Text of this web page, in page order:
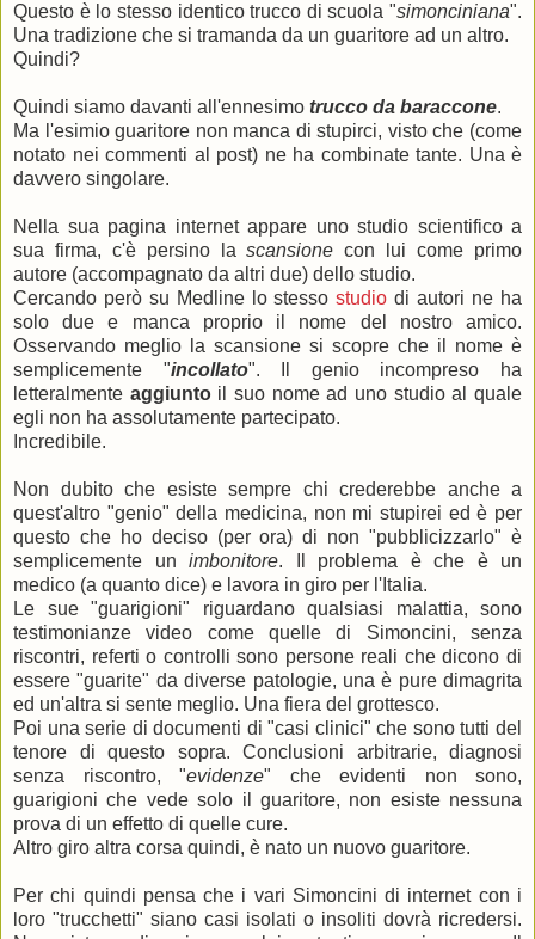
Questo è lo stesso identico trucco di scuola "simonciniana".
Una tradizione che si tramanda da un guaritore ad un altro.
Quindi?
Quindi siamo davanti all'ennesimo trucco da baraccone.
Ma l'esimio guaritore non manca di stupirci, visto che (come
notato nei commenti al post) ne ha combinate tante. Una è
davvero singolare.
Nella sua pagina internet appare uno studio scientifico a
sua firma, c'è persino lascansionecon lui come primo
autore (accompagnato da altri due) dello studio.
Cercando però su Medline lo stessostudio di autori ne ha
solo due e manca proprio il nome del nostro amico.
Osservando meglio la scansione si scopre che il nome è
semplicemente "incollato". Il genio incompreso ha
letteralmente aggiunto il suo nome ad uno studio al quale
egli non ha assolutamente partecipato.
Incredibile.
Non dubito che esiste sempre chi crederebbe anche a
quest'altro "genio" della medicina, non mi stupirei ed è per
questo che ho deciso (per ora) di non "pubblicizzarlo" è
semplicemente un imbonitore. Il problema è che è un
medico (a quanto dice) e lavora in giro per l'Italia.
Le sue "guarigioni" riguardano qualsiasi malattia, sono
testimonianze video come quelle di Simoncini, senza
riscontri, referti o controlli sono persone reali che dicono di
essere "guarite" da diverse patologie, una è pure dimagrita
ed un'altra si sente meglio. Una fiera del grottesco.
Poi una serie di documenti di "casi clinici" che sono tutti del
tenore di questo sopra. Conclusioni arbitrarie, diagnosi
senza riscontro, "evidenze" che evidenti non sono,
guarigioni che vede solo il guaritore, non esiste nessuna
prova di un effetto di quelle cure.
Altro giro altra corsa quindi, è nato un nuovo guaritore.
Per chi quindi pensa che i vari Simoncini di internet con i
loro "trucchetti" siano casi isolati o insoliti dovrà ricredersi.